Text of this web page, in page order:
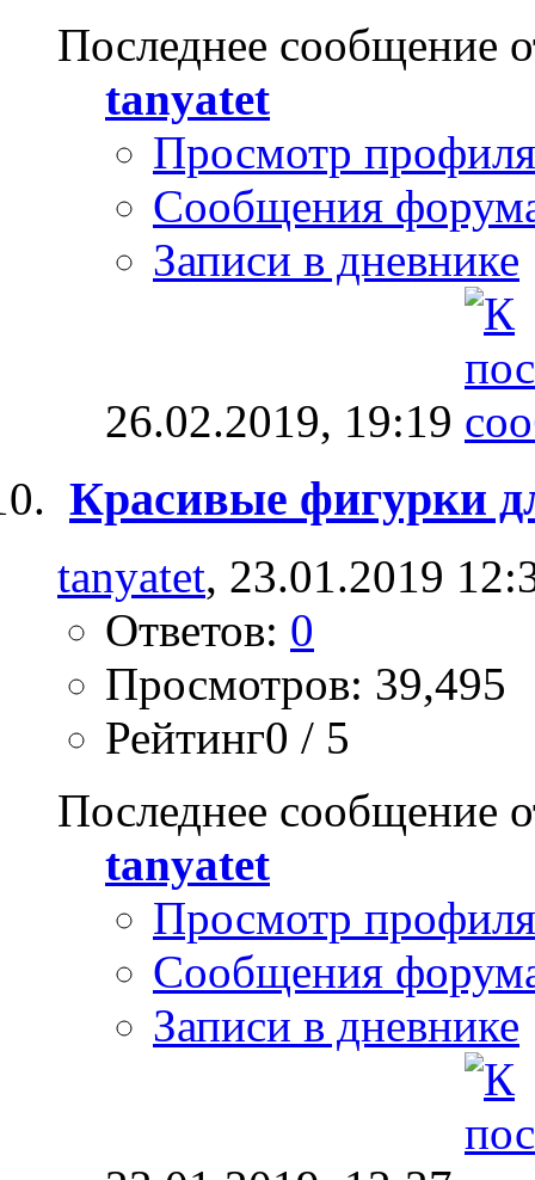
Последнее сообщение
tanyatet
Просмотр профиля
Сообщения
Записи в дневнике
26.02.2019, 19:19
Красивые фигурки
tanyatet, 23.01.2019
Ответов: 0
Просмотров: 39,495
Рейтинг0 / 5
Последнее сообщение
tanyatet
Просмотр профиля
Сообщения
Записи в дневнике